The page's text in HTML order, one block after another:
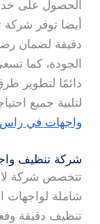
الحصول على
أيضا توفر
دقيقة لضمان
الجودة، كما
دائمًا لتطوير
لتلبية جميع
واجهات في راس
شركة تنظيف
تتخصص شركة
شاملة لواجهات
تنظيف دقيقة